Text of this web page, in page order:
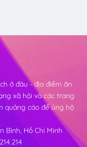
ở đâu - địa điểm ăn
xã hội và các trang
quảng cáo để ủng hộ
Bình, Hồ Chí Minh